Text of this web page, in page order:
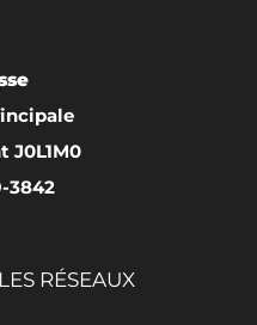
J0L1M0
3842
RÉSEAUX